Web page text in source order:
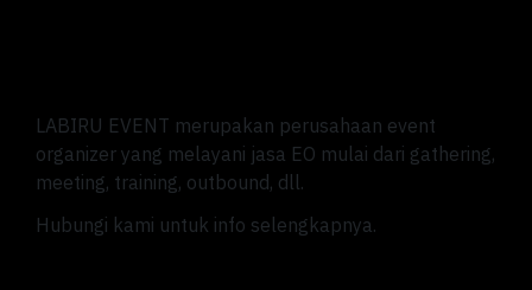
LABIRU EVENT merupakan perusahaan event
organizer yang melayani jasa EO mulai dari gathering,
meeting, training, outbound, dll.
Hubungi kami untuk info selengkapnya.